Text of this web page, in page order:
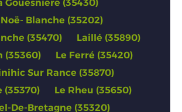
Gouesniere (35430)
Noë- Blanche (35202)
(35470)
Laillé (35890)
(35360)
Le Ferré (35420)
Sur Rance (35870)
(35370)
Le Rheu (35650)
De-Bretagne (35320)